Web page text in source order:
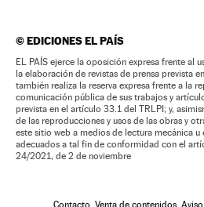
©EDICIONES EL PAÍS
EL PAÍS ejerce la oposición expresa frente al
la elaboración de revistas de prensa prevista
también realiza la reserva expresa frente a la
comunicación pública de sus trabajos y
prevista en el artículo 33.1 del TRLPI; y,
de las reproducciones y usos de las obras y
este sitio web a medios de lectura mecánica
adecuados a tal fin de conformidad con el
24/2021, de 2 de noviembre
Contacto Venta de contenidos